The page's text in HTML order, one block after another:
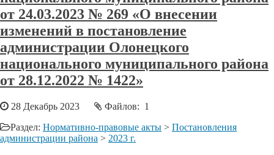
от 24.03.2023 № 269 «О внесении
изменений в постановление
администрации Олонецкого
национального муниципального района
от 28.12.2022 № 1422»
28 Декабрь 2023
Файлов: 1
Раздел: Нормативно-правовые акты > Постановления
администрации района > 2023 г.